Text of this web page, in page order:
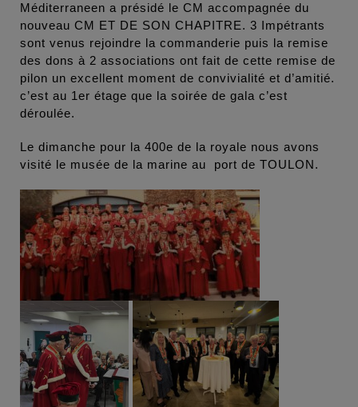
Méditerraneen a présidé le CM accompagnée du
nouveau CM ET DE SON CHAPITRE. 3 Impétrants
sont venus rejoindre la commanderie puis la remise
des dons à 2 associations ont fait de cette remise de
pilon un excellent moment de convivialité et d’amitié.
c’est au 1er étage que la soirée de gala c’est
déroulée.
Le dimanche pour la 400e de la royale nous avons
visité le musée de la marine au port de TOULON.